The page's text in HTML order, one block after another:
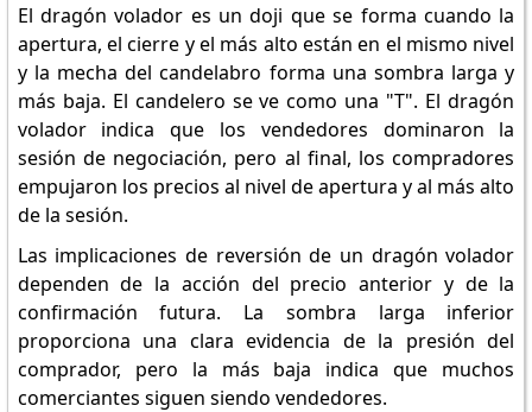
El dragón volador es un doji que se forma cuando la
apertura, el cierre y el más alto están en el mismo nivel
y la mecha del candelabro forma una sombra larga y
más baja. El candelero se ve como una "T". El dragón
volador indica que los vendedores dominaron la
sesión de negociación, pero al final, los compradores
empujaron los precios al nivel de apertura y al más alto
de la sesión.
Las implicaciones de reversión de un dragón volador
dependen de la acción del precio anterior y de la
confirmación futura. La sombra larga inferior
proporciona una clara evidencia de la presión del
comprador, pero la más baja indica que muchos
comerciantes siguen siendo vendedores.